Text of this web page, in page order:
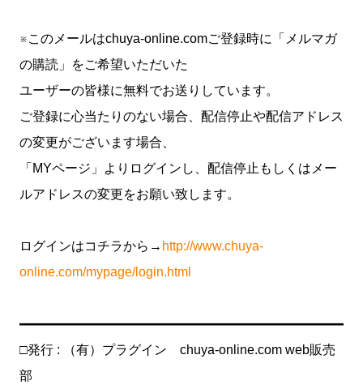
※このメールはchuya-online.comご登録時に「メルマガ
の購読」をご希望いただいた
ユーザーの皆様に無料でお送りしています。
ご登録に心当たりのない場合、配信停止や配信アドレス
の変更がございます場合、
「MYページ」よりログインし、配信停止もしくはメー
ルアドレスの変更をお願い致します。
ログインはコチラから→ http://www.chuya-
online.com/mypage/login.html
━━━━━━━━━━━━━━━━━━━━━━━━━
□発行 : （有）プラグイン chuya-online.com web販売
部